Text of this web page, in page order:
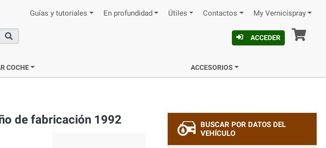
Guías y tutoriales En profundidad Útiles Contactos My Vernicispray
Buscar
ACCEDER
COCHE ACCESORIOS
de fabricación 1992
BUSCAR POR DATOS DEL
VEHÍCULO